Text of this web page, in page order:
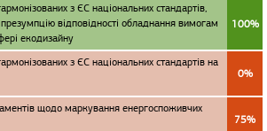
з ЄС національних стандартів,
відповідності обладнання вимогам
екодизайну
100%
з ЄС національних стандартів на
0%
щодо маркування енергоспоживчих
75%